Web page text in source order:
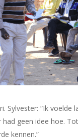
Sylvester: “Ik voelde
geen idee hoe.
kennen.”